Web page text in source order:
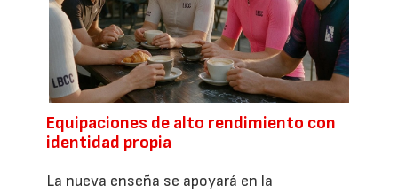
Equipaciones de alto rendimiento con
identidad propia
La nueva enseña se apoyará en la